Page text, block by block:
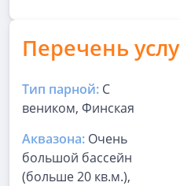
Перечень
Тип парной: С
веником, Финская
Аквазона: Очень
большой бассейн
(больше 20 кв.м.),